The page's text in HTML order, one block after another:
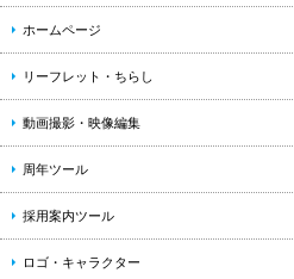
ホームページ
リーフレット・ちらし
動画撮影・映像編集
周年ツール
採用案内ツール
ロゴ・キャラクター